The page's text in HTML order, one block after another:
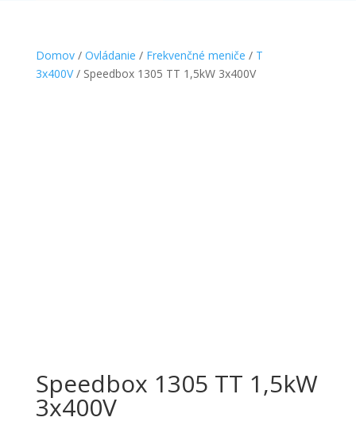
Domov/ Ovládanie / Frekvenčné meniče / T
3x400V/ Speedbox 1305 TT 1,5kW 3x400V
Speedbox 1305 TT 1,5kW
3x400V